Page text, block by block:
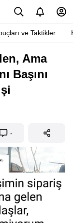
ve Taktikler
Ama
Başını
-